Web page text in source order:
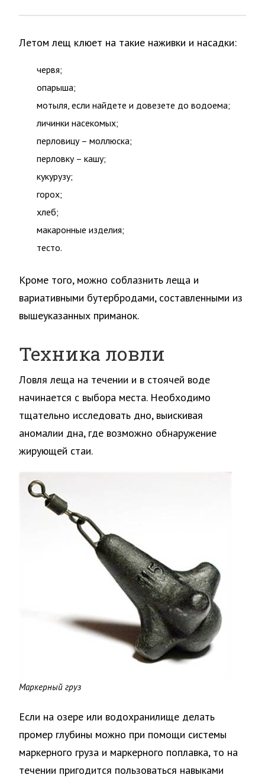
Летом лещ клюет на такие наживки и насадки:
червя;
опарыша;
мотыля, если найдете и довезете до водоема;
личинки насекомых;
перловицу – моллюска;
перловку – кашу;
кукурузу;
горох;
хлеб;
макаронные изделия;
тесто.
Кроме того, можно соблазнить леща и
вариативными бутербродами, составленными из
вышеуказанных приманок.
Техника ловли
Ловля леща на течении и в стоячей воде
начинается с выбора места. Необходимо
тщательно исследовать дно, выискивая
аномалии дна, где возможно обнаружение
жирующей стаи.
Маркерный груз
Если на озере или водохранилище делать
промер глубины можно при помощи системы
маркерного груза и маркерного поплавка, то на
течении пригодится пользоваться навыками